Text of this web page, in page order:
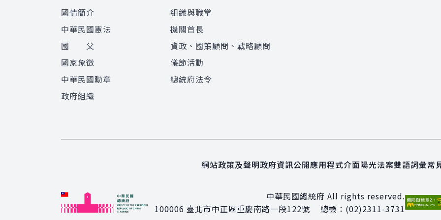
國情簡介
中華民國憲法
國 父
國家象徵
中華民國勳章
政府組織
組織與職掌
機關首長
資政、國策顧問、戰略顧問
儀節活動
總統府法令
網站政策及聲明政府資訊公開應用程式介面陽光法案雙語詞彙常
中華民國總統府 All rights reserved.
100006 臺北市中正區重慶南路一段122號 總機： (02)2311-3731